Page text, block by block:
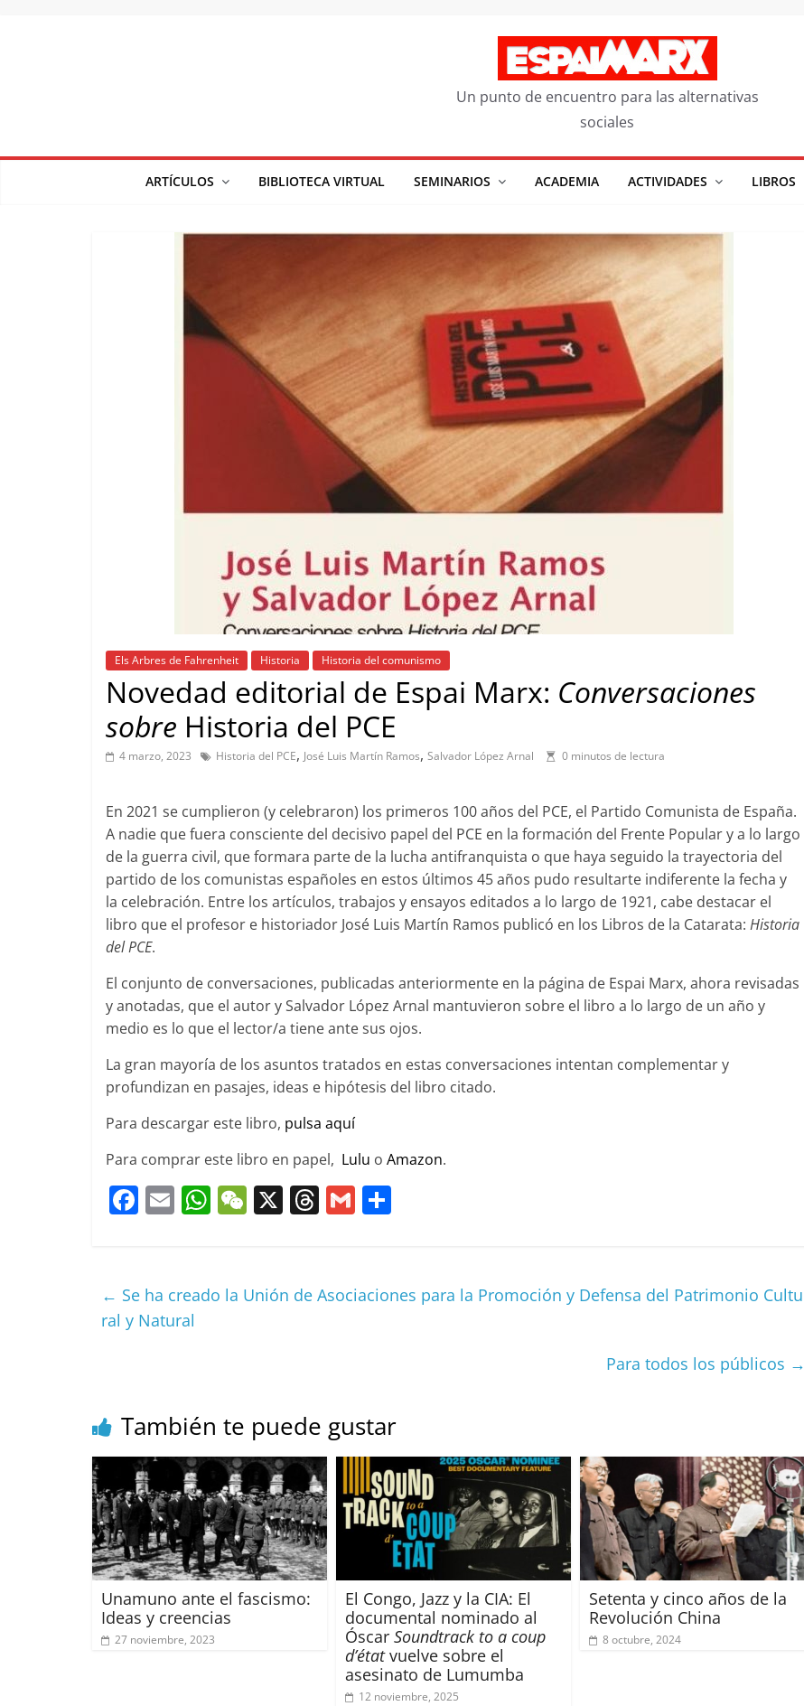
Un punto de encuentro para las alternativas
sociales
ARTÍCULOS BIBLIOTECA VIRTUAL SEMINARIOS ACADEMIA ACTIVIDADES LIBROS
Els Arbres de Fahrenheit Historia Historia del comunismo
Novedad editorial de Espai Marx: Conversaciones
sobre Historia del PCE
4 marzo, 2023 Historia del PCE, José Luis Martín Ramos, Salvador López Arnal 0 minutos de lectura
En 2021 se cumplieron (y celebraron) los primeros 100 años del PCE, el Partido Comunista de España.
A nadie que fuera consciente del decisivo papel del PCE en la formación del Frente Popular y a lo largo
de la guerra civil, que formara parte de la lucha antifranquista o que haya seguido la trayectoria del
partido de los comunistas españoles en estos últimos 45 años pudo resultarte indiferente la fecha y
la celebración. Entre los artículos, trabajos y ensayos editados a lo largo de 1921, cabe destacar el
libro que el profesor e historiador José Luis Martín Ramos publicó en los Libros de la Catarata: Historia
del PCE.
El conjunto de conversaciones, publicadas anteriormente en la página de Espai Marx, ahora revisadas
y anotadas, que el autor y Salvador López Arnal mantuvieron sobre el libro a lo largo de un año y
medio es lo que el lector/a tiene ante sus ojos.
La gran mayoría de los asuntos tratados en estas conversaciones intentan complementar y
profundizan en pasajes, ideas e hipótesis del libro citado.
Para descargar este libro, pulsa aquí
Para comprar este libro en papel, Lulu o Amazon.
F
e
b
E
l
W
s
W
h
X T
a
G
l p
← Se ha creado la Unión de Asociaciones para la Promoción y Defensa del Patrimonio Cultu
ral y Natural
Para todos los públicos →
También te puede gustar
Unamuno ante el fascismo:
Ideas y creencias
27 noviembre, 2023
El Congo, Jazz y la CIA: El
documental nominado al
Óscar Soundtrack to a coup
d’étatvuelve sobre el
asesinato de Lumumba
12 noviembre, 2025
Setenta y cinco años de la
Revolución China
8 octubre, 2024